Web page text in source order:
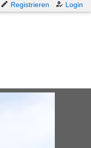
Registrieren Login